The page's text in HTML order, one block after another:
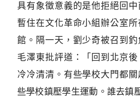
具有象徵意義的是他拒絕回
暫住在文化革命小組辦公室
館。隔一天，劉少奇被召到釣
毛澤東批評道：「回到北京後
冷冷清清。有些學校大門都
些學校鎮壓學生運動。誰去鎮